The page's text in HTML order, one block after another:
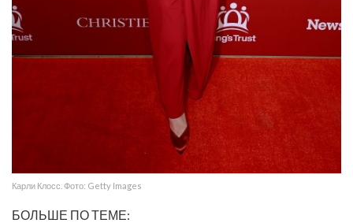
Карли Клосс. Фото: Getty Images
БОЛЬШЕ ПО ТЕМЕ: